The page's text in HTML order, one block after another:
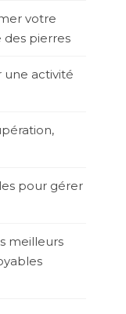
votre
pierres
activité
pour gérer
meilleurs